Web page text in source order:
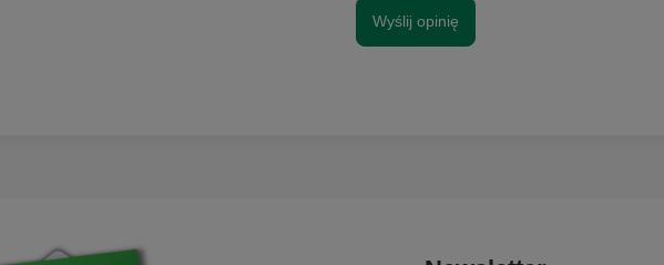
Wyślij opinię